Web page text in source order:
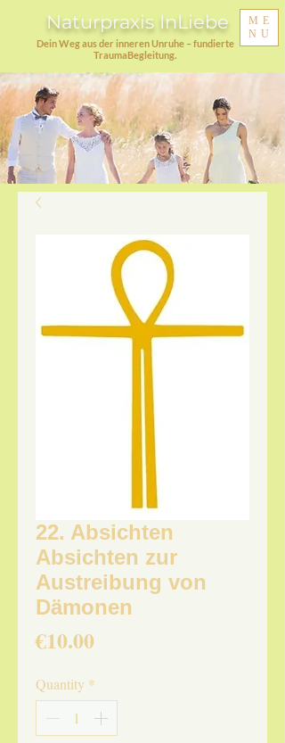
Naturpraxis InLiebe
Dein Weg aus der inneren Unruhe – fundierte
TraumaBegleitung.
ME
NU
22. Absichten
Absichten zur
Austreibung von
Dämonen
€10.00Price
Quantity *